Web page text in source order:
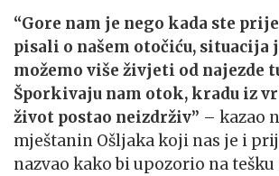
“Gore nam je nego kada ste
pisali o našem otočiću, situacija
možemo više živjeti od najezde
Šporkivaju nam otok, kradu iz
život postao neizdrživ” – kazao
mještanin Ošljaka koji nas je i
nazvao kako bi upozorio na